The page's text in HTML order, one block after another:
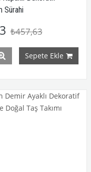
Sürahi
₺457,63
Sepete Ekle